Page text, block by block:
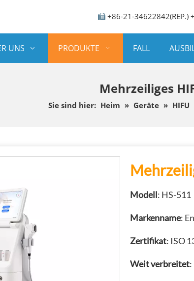
 +86-21-34622842(REP.)
UNS PRODUKTE FALL
Mehrzeiliges
Sie sind hier: Heim » Geräte » HIFU
Modell: HS-511
Markenname:
Zertifikat: ISO
Weit verbreitet